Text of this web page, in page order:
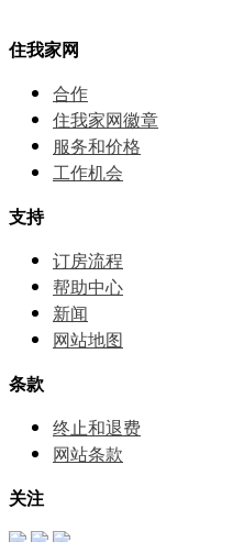
住我家网
合作
住我家网徽章
服务和价格
⼯作机会
支持
订房流程
帮助中⼼
新闻
网站地图
条款
终止和退费
网站条款
关注